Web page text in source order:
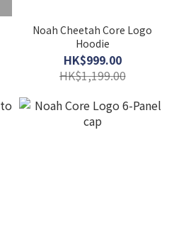
Noah Cheetah Core Logo
Hoodie
HK$999.00
HK$1,199.00